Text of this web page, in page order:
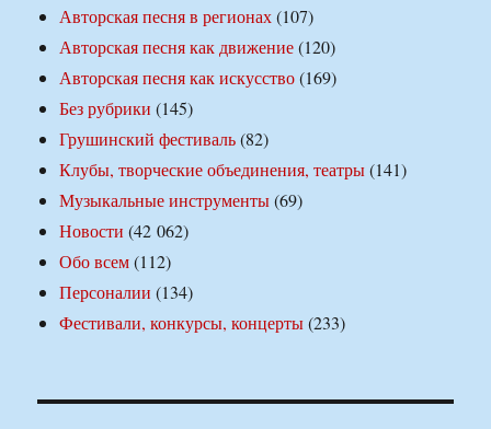
Авторская песня в регионах(107)
Авторская песня как движение(120)
Авторская песня как искусство(169)
Без рубрики (145)
Грушинский фестиваль(82)
Клубы, творческие объединения, театры(141)
Музыкальные инструменты(69)
Новости (42 062)
Обо всем(112)
Персоналии (134)
Фестивали, конкурсы, концерты(233)